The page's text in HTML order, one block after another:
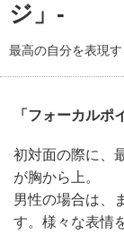
ジ」-
最高の自分を表現
「フォーカルポ
初対面の際に、
が胸から上。
男性の場合は、
す。様々な表情